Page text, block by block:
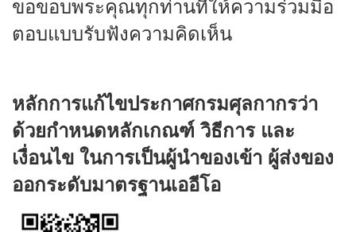
ขอขอบพระคุณทุกท่านที่ให้ความร่วมมือ
ตอบแบบรับฟังความคิดเห็น
หลักการแก้ไขประกาศกรมศุลกากรว่า
ด้วยกำหนดหลักเกณฑ์ วิธีการ และ
เงื่อนไข ในการเป็นผู้นำของเข้า ผู้ส่งของ
ออกระดับมาตรฐานเออีโอ